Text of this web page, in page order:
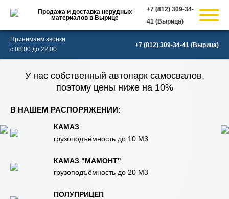
Продажа и доставка нерудных
материалов в Вырице
(Вырица)
Принимаем звонки
с 08:00 до 22:00
(Вырица)
В НАШЕМ РАСПОРЯЖЕНИИ:
КАМАЗ
грузоподъёмность до 10 М3
КАМАЗ "МАМОНТ"
грузоподъёмность до 20 М3
ПОЛУПРИЦЕП
У нас собственный автопарк самосвалов,
поэтому цены ниже на 10%